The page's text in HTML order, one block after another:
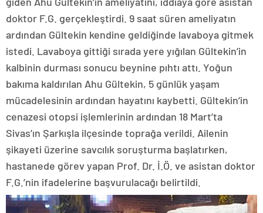
doktor F.G. gerçekleştirdi. 9 saat süren ameliyatın
ardından Gültekin kendine geldiğinde lavaboya gitmek
istedi. Lavaboya gittiği sırada yere yığılan Gültekin’in
kalbinin durması sonucu beynine pıhtı attı. Yoğun
bakıma kaldırılan Ahu Gültekin, 5 günlük yaşam
mücadelesinin ardından hayatını kaybetti. Gültekin’in
cenazesi otopsi işlemlerinin ardından 18 Mart’ta
Sivas’ın Şarkışla ilçesinde toprağa verildi. Ailenin
şikayeti üzerine savcılık soruşturma başlatırken,
hastanede görev yapan Prof. Dr. İ.Ö. ve asistan doktor
F.G.’nin ifadelerine başvurulacağı belirtildi.